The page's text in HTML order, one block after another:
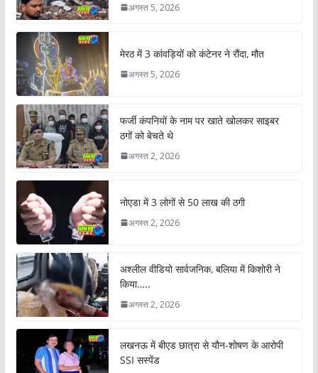
अगस्त 5, 2026
मेरठ में 3 कांवड़ियों को कंटेनर ने रौंदा, मौत
अगस्त 5, 2026
फर्जी कंपनियों के नाम पर खाते खोलकर साइबर
ठगों को बेचते थे
अगस्त 2, 2026
नोएडा में 3 लोगों से 50 लाख की ठगी
अगस्त 2, 2026
अश्लील वीडियो सार्वजनिक, बलिया में किशोरी ने
किया…..
अगस्त 2, 2026
लखनऊ में बीएड छात्रा से यौन-शोषण के आरोपी
SSI सस्पेंड